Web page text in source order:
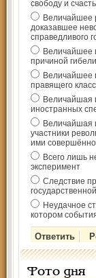
свободу и
Величайшее
доказавшее
справедливого
Величайшее
причиной
Величайшее
правящего
Величайшая
иностранных
Величайшая
участники
ими
Всего лишь
эксперимент
Следствие
Неудачное
котором
Фото дня